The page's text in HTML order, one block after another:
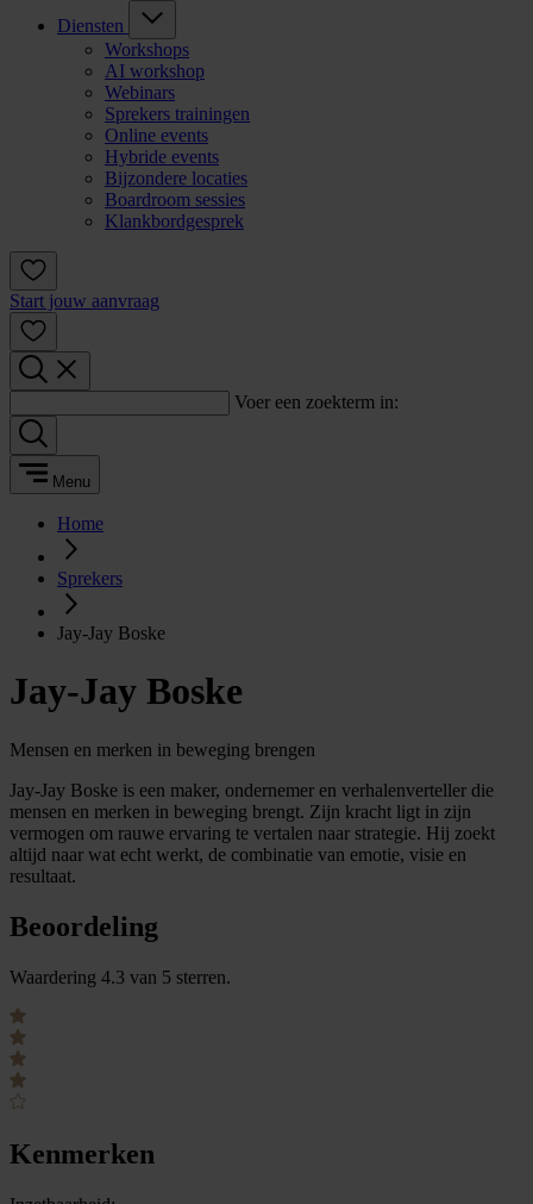
Diensten
Workshops
AI workshop
Webinars
Sprekers trainingen
Online events
Hybride events
Bijzondere locaties
Boardroom sessies
Klankbordgesprek
Start jouw aanvraag
Voer een zoekterm in:
Menu
Home
Sprekers
Jay-Jay Boske
Jay-Jay Boske
Mensen en merken in beweging brengen
Jay-Jay Boske is een maker, ondernemer en verhalenverteller die
mensen en merken in beweging brengt. Zijn kracht ligt in zijn
vermogen om rauwe ervaring te vertalen naar strategie. Hij zoekt
altijd naar wat echt werkt, de combinatie van emotie, visie en
resultaat.
Beoordeling
Waardering 4.3 van 5 sterren.
Kenmerken